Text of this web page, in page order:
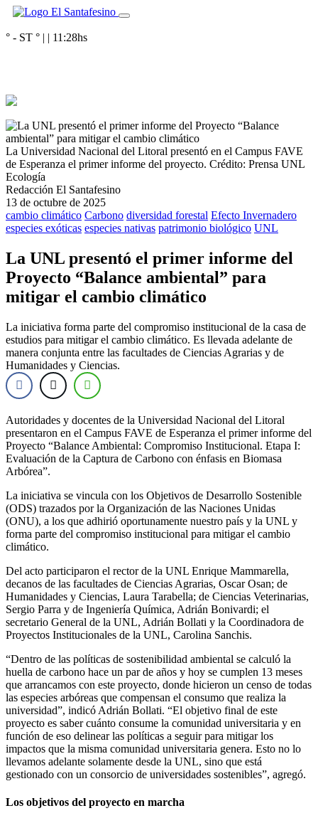
° - ST ° | | 11:28hs
La Universidad Nacional del Litoral presentó en el Campus FAVE
de Esperanza el primer informe del proyecto. Crédito: Prensa UNL
Ecología
Redacción El Santafesino
13 de octubre de 2025
cambio climático Carbono diversidad forestal Efecto Invernadero
especies exóticas especies nativas patrimonio biológico UNL
La UNL presentó el primer informe del
Proyecto “Balance ambiental” para
mitigar el cambio climático
La iniciativa forma parte del compromiso institucional de la casa de
estudios para mitigar el cambio climático. Es llevada adelante de
manera conjunta entre las facultades de Ciencias Agrarias y de
Humanidades y Ciencias.
Autoridades y docentes de la Universidad Nacional del Litoral
presentaron en el Campus FAVE de Esperanza el primer informe del
Proyecto “Balance Ambiental: Compromiso Institucional. Etapa I:
Evaluación de la Captura de Carbono con énfasis en Biomasa
Arbórea”.
La iniciativa se vincula con los Objetivos de Desarrollo Sostenible
(ODS) trazados por la Organización de las Naciones Unidas
(ONU), a los que adhirió oportunamente nuestro país y la UNL y
forma parte del compromiso institucional para mitigar el cambio
climático.
Del acto participaron el rector de la UNL Enrique Mammarella,
decanos de las facultades de Ciencias Agrarias, Oscar Osan; de
Humanidades y Ciencias, Laura Tarabella; de Ciencias Veterinarias,
Sergio Parra y de Ingeniería Química, Adrián Bonivardi; el
secretario General de la UNL, Adrián Bollati y la Coordinadora de
Proyectos Institucionales de la UNL, Carolina Sanchis.
“Dentro de las políticas de sostenibilidad ambiental se calculó la
huella de carbono hace un par de años y hoy se cumplen 13 meses
que arrancamos con este proyecto, donde hicieron un censo de todas
las especies arbóreas que compensan el consumo que realiza la
universidad”, indicó Adrián Bollati. “El objetivo final de este
proyecto es saber cuánto consume la comunidad universitaria y en
función de eso delinear las políticas a seguir para mitigar los
impactos que la misma comunidad universitaria genera. Esto no lo
llevamos adelante solamente desde la UNL, sino que está
gestionado con un consorcio de universidades sostenibles”, agregó.
Los objetivos del proyecto en marcha